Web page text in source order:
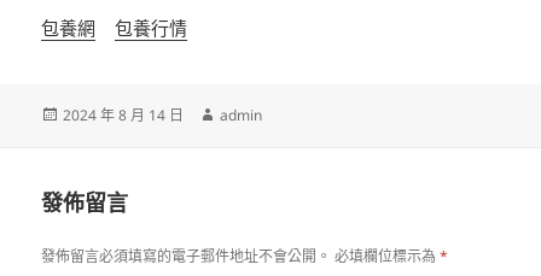
包養網 包養行情
發
2024 年 8 月 14 日
作
admin
發佈留言
發佈留言必須填寫的電子郵件地址不會公開。 必填欄位標示為*